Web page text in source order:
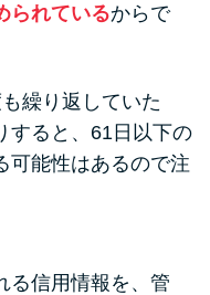
られているからで
繰り返していた
すると、61日以下の
可能性はあるので注
る信用情報を、管